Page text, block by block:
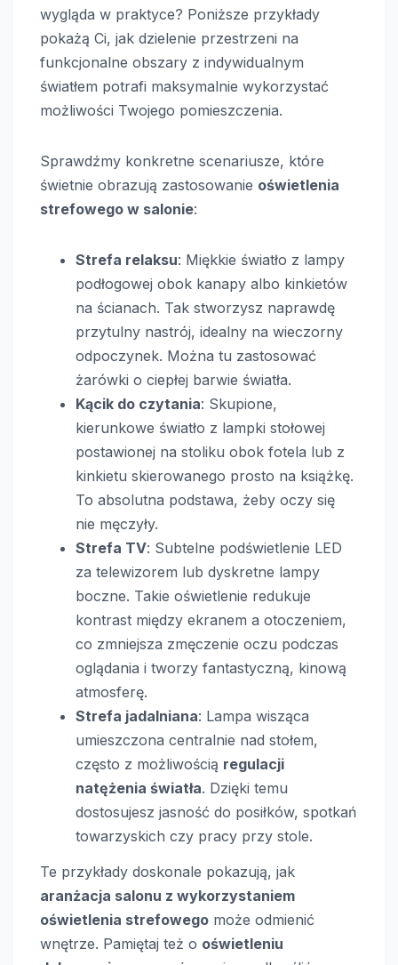
wygląda w praktyce? Poniższe przykłady
pokażą Ci, jak dzielenie przestrzeni na
funkcjonalne obszary z indywidualnym
światłem potrafi maksymalnie wykorzystać
możliwości Twojego pomieszczenia.
Sprawdźmy konkretne scenariusze, które
świetnie obrazują zastosowanie oświetlenia
strefowego w salonie:
Strefa relaksu: Miękkie światło z lampy
podłogowej obok kanapy albo kinkietów
na ścianach. Tak stworzysz naprawdę
przytulny nastrój, idealny na wieczorny
odpoczynek. Można tu zastosować
żarówki o ciepłej barwie światła.
Kącik do czytania: Skupione,
kierunkowe światło z lampki stołowej
postawionej na stoliku obok fotela lub z
kinkietu skierowanego prosto na książkę.
To absolutna podstawa, żeby oczy się
nie męczyły.
Strefa TV: Subtelne podświetlenie LED
za telewizorem lub dyskretne lampy
boczne. Takie oświetlenie redukuje
kontrast między ekranem a otoczeniem,
co zmniejsza zmęczenie oczu podczas
oglądania i tworzy fantastyczną, kinową
atmosferę.
Strefa jadalniana: Lampa wisząca
umieszczona centralnie nad stołem,
często z możliwością regulacji
natężenia światła. Dzięki temu
dostosujesz jasność do posiłków, spotkań
towarzyskich czy pracy przy stole.
Te przykłady doskonale pokazują, jak
aranżacja salonu z wykorzystaniem
oświetlenia strefowego może odmienić
wnętrze. Pamiętaj też o oświetleniu